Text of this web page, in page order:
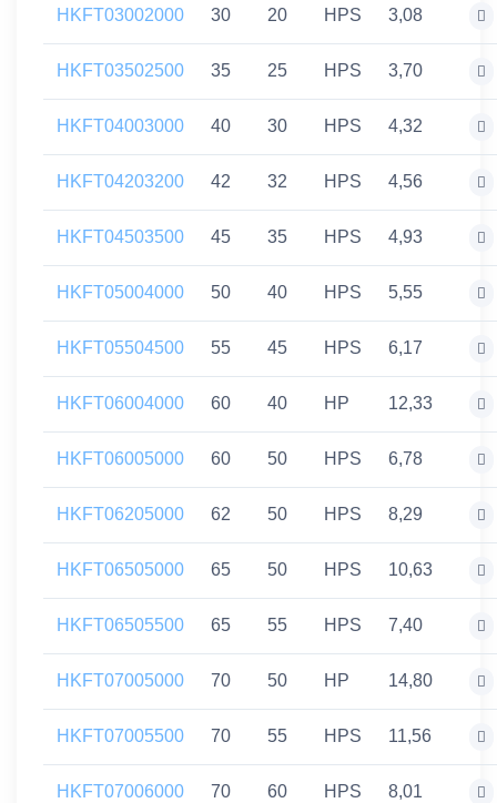
HKFT03002000 30 20 HPS 3,08
HKFT03502500 35 25 HPS 3,70
HKFT04003000 40 30 HPS 4,32
HKFT04203200 42 32 HPS 4,56
HKFT04503500 45 35 HPS 4,93
HKFT05004000 50 40 HPS 5,55
HKFT05504500 55 45 HPS 6,17
HKFT06004000 60 40 HP 12,33
HKFT06005000 60 50 HPS 6,78
HKFT06205000 62 50 HPS 8,29
HKFT06505000 65 50 HPS 10,63
HKFT06505500 65 55 HPS 7,40
HKFT07005000 70 50 HP 14,80
HKFT07005500 70 55 HPS 11,56
HKFT07006000 70 60 HPS 8,01